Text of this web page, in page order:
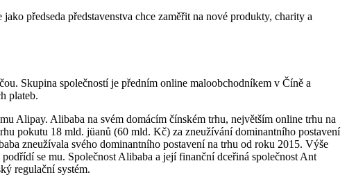
předseda představenstva chce zaměřit na nové produkty, charity a
Skupina společností je předním online maloobchodníkem v Číně a
plateb.
Alipay. Alibaba na svém domácím čínském trhu, největším online trhu na
pokutu 18 mld. jüanů (60 mld. Kč) za zneužívání dominantního postavení
zneužívala svého dominantního postavení na trhu od roku 2015. Výše
se mu. Společnost Alibaba a její finanční dceřiná společnost Ant
regulační systém.